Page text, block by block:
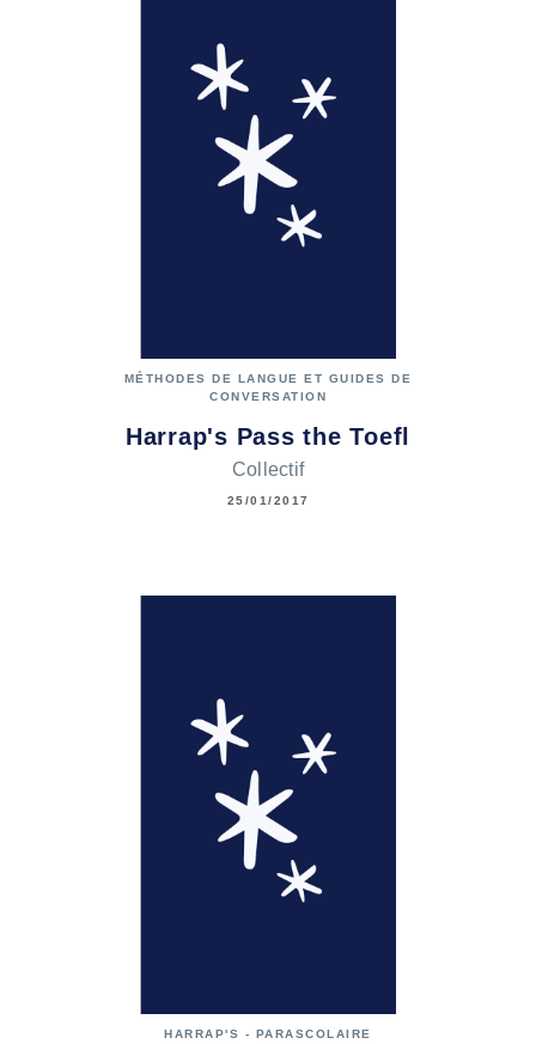
MÉTHODES DE LANGUE ET GUIDES DE
CONVERSATION
Harrap's Pass the Toefl
Collectif
25/01/2017
HARRAP'S - PARASCOLAIRE